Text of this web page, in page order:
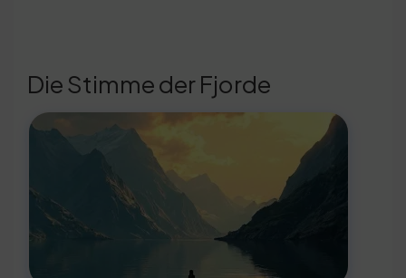
Die Stimme der Fjorde